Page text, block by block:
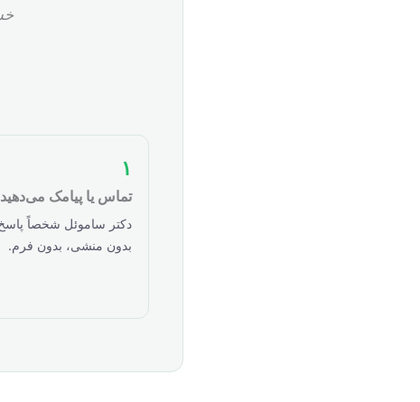
۱
تماس یا پیامک
دکتر ساموئل شخصاً
بدون منشی، بدون فرم.